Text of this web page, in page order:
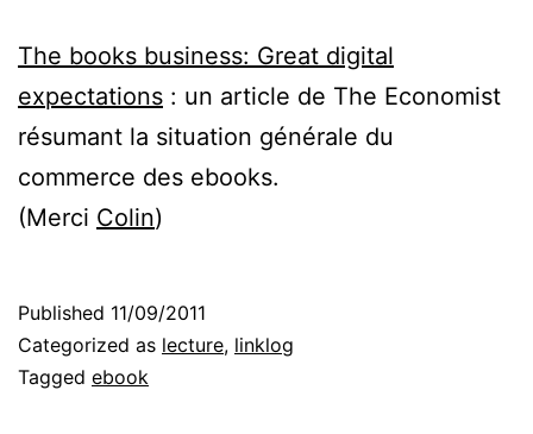
The books business: Great digital
expectations : un article de The Economist
résumant la situation générale du
commerce des ebooks.
(Merci Colin)
Published 11/09/2011
Categorized as lecture, linklog
Tagged ebook